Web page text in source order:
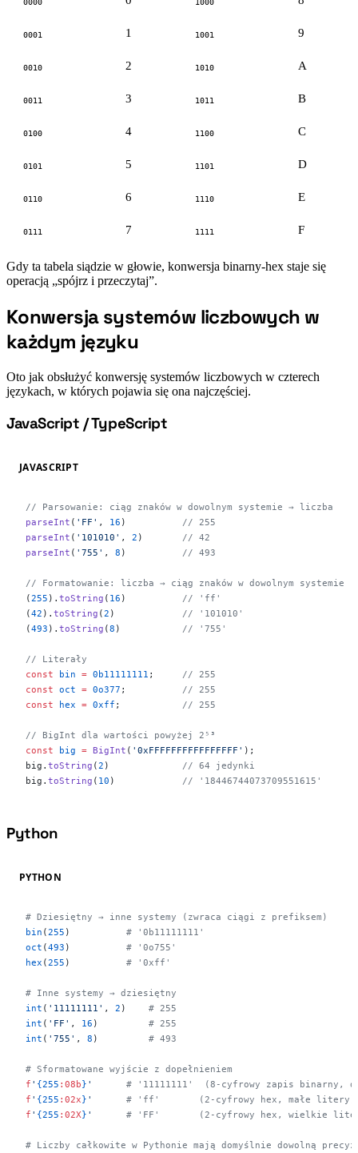
0001 1 1001 9
0010 2 1010 A
0011 3 1011 B
0100 4 1100 C
0101 5 1101 D
0110 6 1110 E
0111 7 1111 F
Gdy ta tabela siądzie w głowie, konwersja binarny-hex staje się
operacją „spójrz i przeczytaj”.
#
Konwersja systemów liczbowych w
każdym języku
Oto jak obsłużyć konwersję systemów liczbowych w czterech
językach, w których pojawia się ona najczęściej.
#
JavaScript / TypeScript
JAVASCRIPT
// Parsowanie: ciąg znaków w dowolnym systemie → liczba
parseInt ( 'FF' , 16 ) // 255
parseInt ( '101010' , 2 ) // 42
parseInt ( '755' , 8 ) // 493
// Formatowanie: liczba → ciąg znaków w dowolnym systemie
(255 ). toString ( 16 ) // 'ff'
(42 ). toString (2 ) // '101010'
(493 ). toString (8 ) // '755'
// Literały
const bin = 0b11111111 ; // 255
const oct = 0o377 ; // 255
const hex = 0xff ; // 255
// BigInt dla wartości powyżej 2⁵³
const big = BigInt ( '0xFFFFFFFFFFFFFFFF' );
big. toString (2 ) // 64 jedynki
big. toString ( 10 ) // '18446744073709551615'
#
Python
PYTHON
# Dziesiętny → inne systemy (zwraca ciągi z prefiksem)
bin (255 ) # '0b11111111'
oct (493 ) # '0o755'
hex (255 ) # '0xff'
# Inne systemy → dziesiętny
int ( '11111111' , 2 ) # 255
int ( 'FF' , 16 ) # 255
int ( '755' , 8 ) # 493
# Sformatowane wyjście z dopełnieniem
f ' {255 :08b} '
# '11111111'  (8-cyfrowy zapis binarny,
f ' {255 :02x} '
      # 'ff'       (2-cyfrowy hex, małe litery)
f ' {255 :02X} '
# 'FF'       (2-cyfrowy hex, wielkie
# Liczby całkowite w Pythonie mają domyślnie dowolną